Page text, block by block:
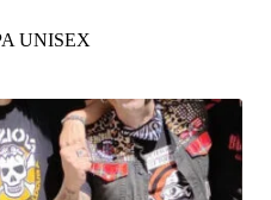
UNISEX